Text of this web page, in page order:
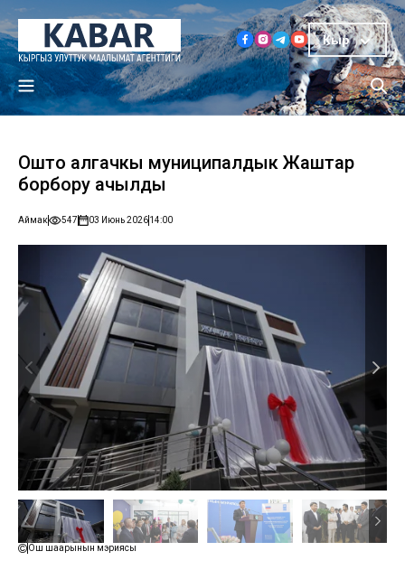
Кыр
Ошто алгачкы муниципалдык Жаштар
борбору ачылды
Аймак 547 03 Июнь 202614:00
Ош шаарынын мэриясы